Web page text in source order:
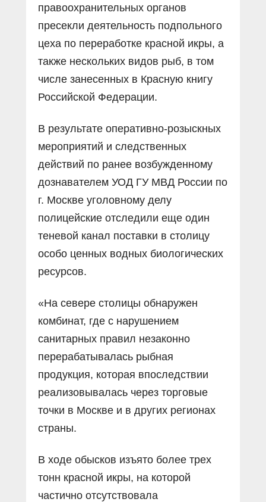
правоохранительных органов
пресекли деятельность подпольного
цеха по переработке красной икры, а
также нескольких видов рыб, в том
числе занесенных в Красную книгу
Российской Федерации.
В результате оперативно-розыскных
мероприятий и следственных
действий по ранее возбужденному
дознавателем УОД ГУ МВД России по
г. Москве уголовному делу
полицейские отследили еще один
теневой канал поставки в столицу
особо ценных водных биологических
ресурсов.
«На севере столицы обнаружен
комбинат, где с нарушением
санитарных правил незаконно
перерабатывалась рыбная
продукция, которая впоследствии
реализовывалась через торговые
точки в Москве и в других регионах
страны.
В ходе обысков изъято более трех
тонн красной икры, на которой
частично отсутствовала